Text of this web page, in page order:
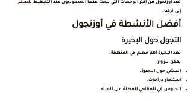
تعد أوزنجول من أكثر الوجهات التي يبحث عنها السعوديون عند التخطيط للسفر
إلى تركيا.
أفضل الأنشطة في أوزنجول
التجول حول البحيرة
تعد البحيرة أهم معلم في المنطقة.
يمكن للزوار:
المشي حول البحيرة.
استئجار دراجات.
الجلوس في المقاهي المطلة على المياه.